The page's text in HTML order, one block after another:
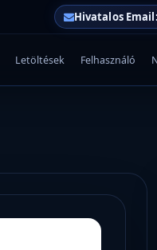
Hivatalos
Letöltések Felhasználó